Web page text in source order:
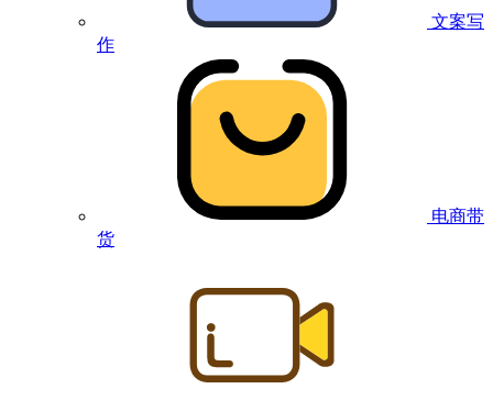
文案写
作
电商带
货